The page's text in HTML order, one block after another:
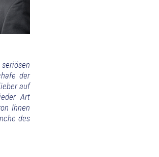
der
auf
Art
Ihnen
des